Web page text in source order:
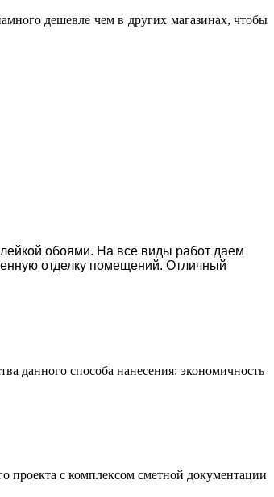
дешевле чем в других магазинах, чтобы
обоями. На все виды работ даем
отделку помещений. Отличный
данного способа нанесения: экономичность
проекта с комплексом сметной документации